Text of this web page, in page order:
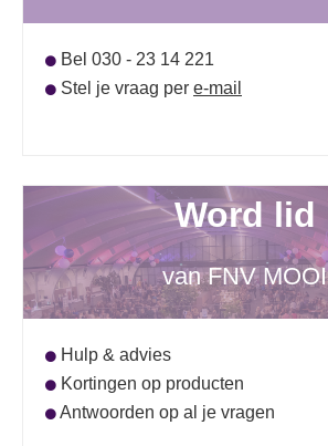
Bel 030 - 23 14 221
Stel je vraag per e-mail
Word lid
van FNV MOOI
Hulp & advies
Kortingen op producten
Antwoorden op al je vragen